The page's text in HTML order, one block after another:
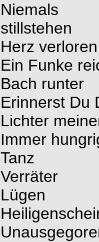
Niemals
stillstehen
Herz verloren
Ein Funke
Bach runter
Erinnerst Du
Lichter
Immer
Tanz
Verräter
Lügen